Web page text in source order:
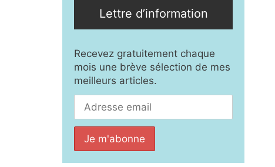
Lettre d’information
Recevez gratuitement chaque
mois une brève sélection de mes
meilleurs articles.